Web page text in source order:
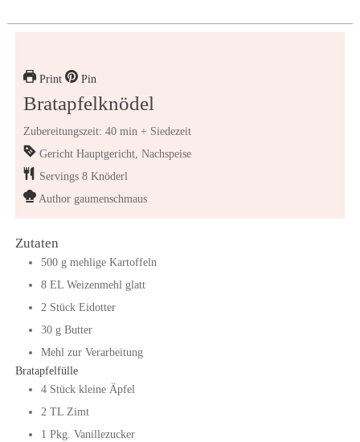
Print Pin
Bratapfelknödel
Zubereitungszeit: 40 min + Siedezeit
Gericht Hauptgericht, Nachspeise
Servings 8 Knöderl
Author gaumenschmaus
Zutaten
500 g mehlige Kartoffeln
8 EL Weizenmehl glatt
2 Stück Eidotter
30 g Butter
Mehl zur Verarbeitung
Bratapfelfülle
4 Stück kleine Äpfel
2 TL Zimt
1 Pkg. Vanillezucker